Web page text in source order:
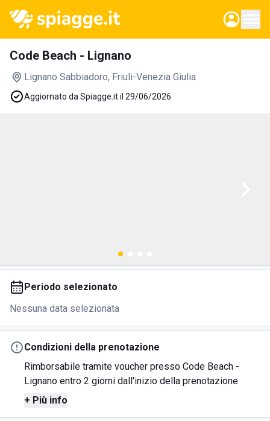
Code Beach - Lignano
Lignano Sabbiadoro, Friuli-Venezia Giulia
Aggiornato da Spiagge.it il 29/06/2026
Periodo selezionato
Nessuna data selezionata
Condizioni della prenotazione
Rimborsabile tramite voucher presso Code Beach -
Lignano entro 2 giorni dall'inizio della prenotazione
+ Più info